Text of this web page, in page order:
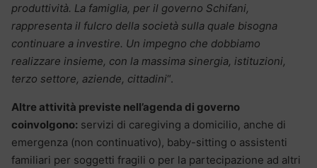
produttività. La famiglia, per il governo Schifani,
rappresenta il fulcro della società sulla quale bisogna
continuare a investire. Un impegno che dobbiamo
realizzare insieme, con la massima sinergia, istituzioni,
terzo settore, aziende, cittadini“.
Altre attività previste nell’agenda di governo
coinvolgono: servizi di caregiving a domicilio, anche di
emergenza (non continuativo), baby-sitting o assistenti
familiari per soggetti fragili o per la partecipazione ad altri